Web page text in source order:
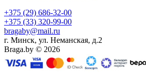
+375 (29) 686-32-00
+375 (33) 320-99-00
bragaby@mail.ru
г. Минск, ул. Неманская, д.2
Braga.by © 2026